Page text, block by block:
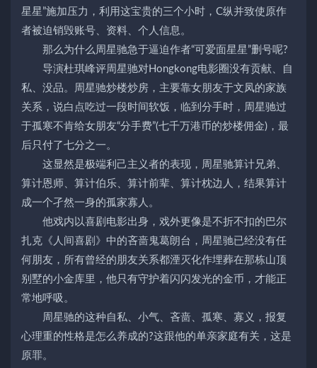
星星”施加压力，利用这宝贵的三个小时，C纵并致使原作
者被迫销毁账号、资料、个人信息。
那么为什么周星驰急于逼迫作者“可爱面星星”删号呢?
导演杜琪峰评周星驰对Hongkong电影圈没有贡献、自
私、没品。周星驰炒楼炒房，主要靠女朋友于文凤的家族
关系，说白点吃过一段时间软饭，临到分手时，周星驰过
于孤寒不肯给女朋友“分手费”(七千万港币的炒楼佣金)，最
后只付了七分之一。
这显然是极端利己主义者的表现，周星驰算计兄弟、
算计恩师、算计伯乐、算计前辈、算计枕边人，结果算计
成一个孑然一身的孤家寡人。
他戏内以喜剧电影出身，戏外更像是不折不扣的巴尔
扎克《人间喜剧》中的吝啬鬼葛朗台，周星驰已经没有任
何朋友，所有曾经的朋友关系都湮灭化作埋葬在那栋山顶
别墅的小金库里，他只有守护着闪闪发光的金币，才能正
常地呼吸。
周星驰的这种自私、小气、吝啬、孤寒、寡义，报复
心理重的性格是怎么养成的?这跟他的单亲家庭有关，这是
原罪。